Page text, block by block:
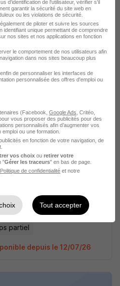
F
depuis le 12/07/26
H/F
partiel
depuis le 12/07/26
d'identification de l'utilisateur, vérifier s'il
garantir la sécurité du site web en
ou les violations de sécurité.
de piloter et suivre les sources
identifiant unique permettant de comprendre
nos sites et nos applications en fonction
le comportement de nos utilisateurs afin
dans nos sites beaucoup plus
de personnaliser les interfaces de
personnalisée des offres d'emploi ou
(Facebook, Google Ads , Critéo,
vous proposer des publicités pour des
personnalisés afin d’augmenter vos
ou une formation.
en fonction de votre navigation, de
vos choix ou retirer votre
"Gérer les traceurs" en bas de page.
Politique de confidentialité et notre
Tout accepter